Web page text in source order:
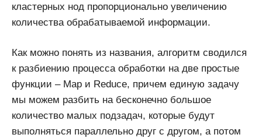
кластерных нод пропорционально увеличению
количества обрабатываемой информации.
Как можно понять из названия, алгоритм сводился
к разбиению процесса обработки на две простые
функции – Map и Reduce, причем единую задачу
мы можем разбить на бесконечно большое
количество малых подзадач, которые будут
выполняться параллельно друг с другом, а потом